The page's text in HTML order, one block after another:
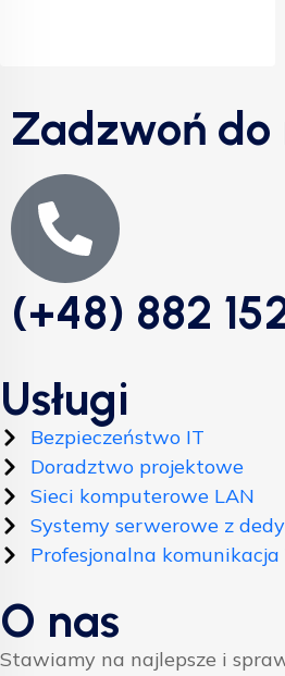
Zadzwoń do
(+48) 882
Usługi
Bezpieczeństwo IT
Doradztwo projektowe
Sieci komputerowe LAN
Systemy serwerowe z
Profesjonalna komunikacja
O nas
Stawiamy na najlepsze i